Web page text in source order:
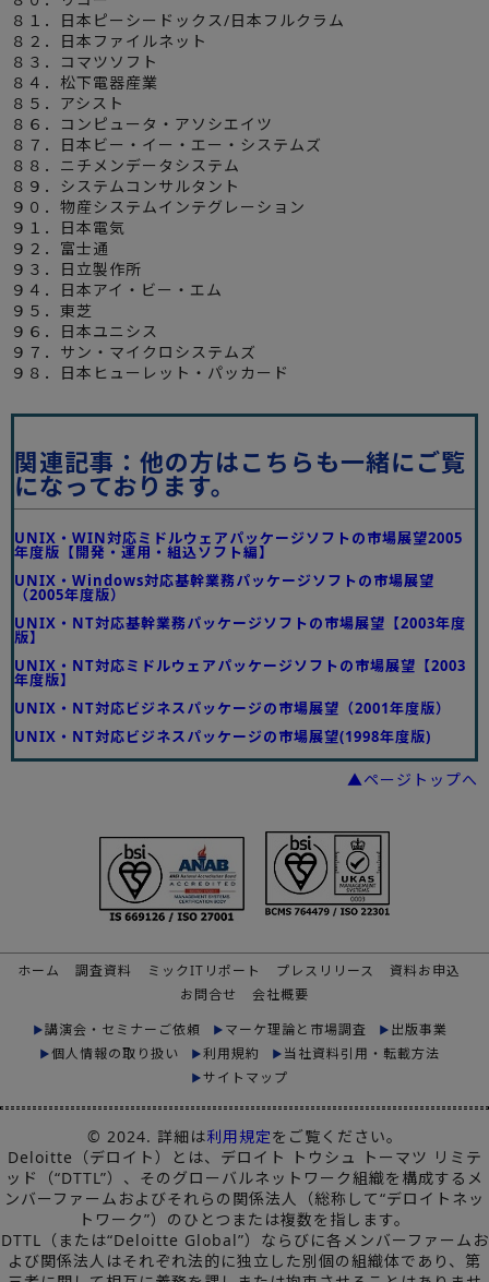
８１．日本ピーシードックス/日本フルクラム
８２．日本ファイルネット
８３．コマツソフト
８４．松下電器産業
８５．アシスト
８６．コンピュータ・アソシエイツ
８７．日本ビー・イー・エー・システムズ
８８．ニチメンデータシステム
８９．システムコンサルタント
９０．物産システムインテグレーション
９１．日本電気
９２．富士通
９３．日立製作所
９４．日本アイ・ビー・エム
９５．東芝
９６．日本ユニシス
９７．サン・マイクロシステムズ
９８．日本ヒューレット・パッカード
関連記事：他の方はこちらも一緒にご覧
になっております。
UNIX・WIN対応ミドルウェアパッケージソフトの市場展望2005
年度版【開発・運用・組込ソフト編】
UNIX・Windows対応基幹業務パッケージソフトの市場展望
（2005年度版）
UNIX・NT対応基幹業務パッケージソフトの市場展望【2003年度
版】
UNIX・NT対応ミドルウェアパッケージソフトの市場展望【2003
年度版】
UNIX・NT対応ビジネスパッケージの市場展望（2001年度版）
UNIX・NT対応ビジネスパッケージの市場展望(1998年度版)
▲ページトップへ
ホーム 調査資料 ミックITリポート プレスリリース
資料お申込
お問合せ
会社概要
講演会・セミナーご依頼
マーケ理論と市場調査
出版事業
個人情報の取り扱い
利用規約
当社資料引用・転載方法
サイトマップ
© 2024. 詳細は利用規定をご覧ください。
Deloitte（デロイト）とは、デロイト トウシュ トーマツ リミテ
ッド（“DTTL”）、そのグローバルネットワーク組織を構成するメ
ンバーファームおよびそれらの関係法人（総称して“デロイトネッ
トワーク”）のひとつまたは複数を指します。
DTTL（または“Deloitte Global”）ならびに各メンバーファームお
よび関係法人はそれぞれ法的に独立した別個の組織体であり、第